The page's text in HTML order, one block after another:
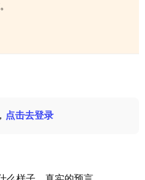
点击去登录